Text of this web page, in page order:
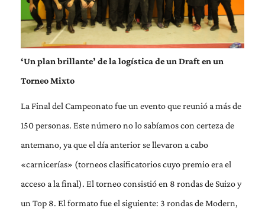
‘Un plan brillante’ de la logística de un Draft en un
Torneo Mixto
La Final del Campeonato fue un evento que reunió a más de
150 personas. Este número no lo sabíamos con certeza de
antemano, ya que el día anterior se llevaron a cabo
«carnicerías» (torneos clasificatorios cuyo premio era el
acceso a la final). El torneo consistió en 8 rondas de Suizo y
un Top 8. El formato fue el siguiente: 3 rondas de Modern,